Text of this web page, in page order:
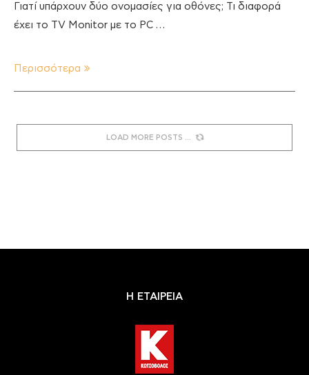
Γιατί υπάρχουν δύο ονομασίες για οθόνες; Τι διαφορά
έχει το TV Monitor με το PC …
Περισσότερα
LOAD MORE POSTS
Η ΕΤΑΙΡΕΙΑ